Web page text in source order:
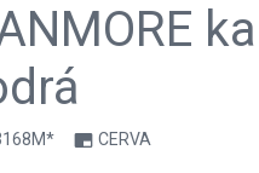
branding_watermark CERVA